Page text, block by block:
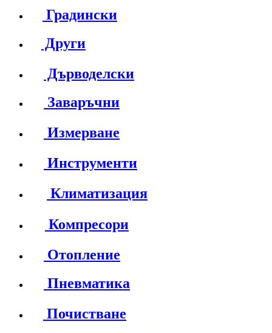
Градински
Други
Дърводелски
Заваръчни
Измерване
Инструменти
Климатизация
Компресори
Отопление
Пневматика
Почистване